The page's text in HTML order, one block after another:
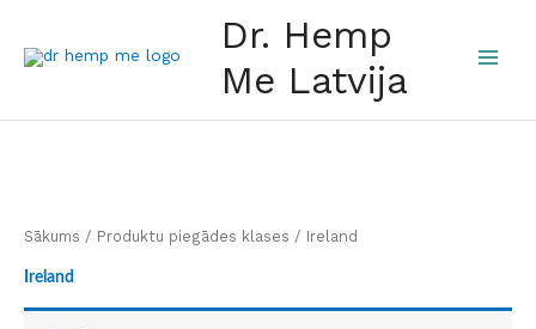
Dr. Hemp
Me Latvija
Sākums / Produktu piegādes klases / Ireland
Ireland